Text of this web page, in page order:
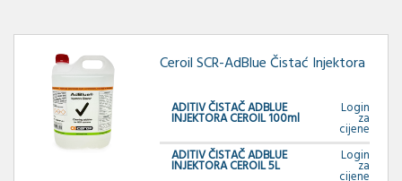
Ceroil SCR-AdBlue Čistać Injektora
ADITIV ČISTAČ ADBLUE
INJEKTORA CEROIL 100ml
Login
za
cijene
ADITIV ČISTAČ ADBLUE
INJEKTORA CEROIL 5L
Login
za
cijene